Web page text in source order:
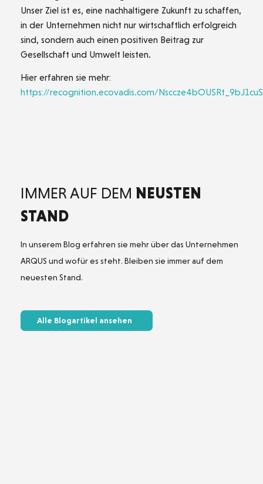
Unser Ziel ist es, eine nachhaltigere Zukunft zu schaffen,
in der Unternehmen nicht nur wirtschaftlich erfolgreich
sind, sondern auch einen positiven Beitrag zur
Gesellschaft und Umwelt leisten.
Hier erfahren sie mehr:
https://recognition.ecovadis.com/
IMMER AUF DEM NEUSTEN
STAND
In unserem Blog erfahren sie mehr über das Unternehmen
ARQUS und wofür es steht. Bleiben sie immer auf dem
neuesten Stand.
Alle Blogartikel ansehen